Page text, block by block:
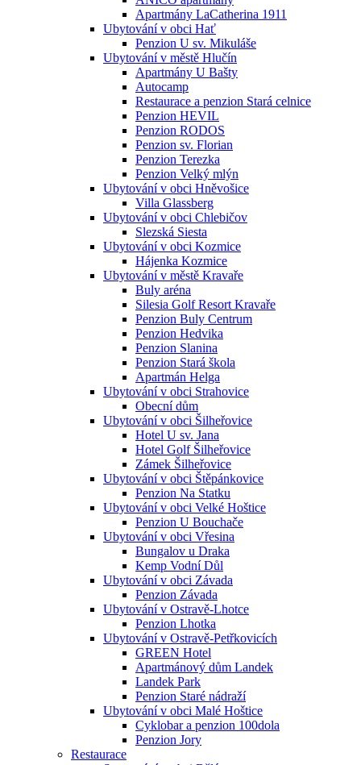
Apartmány LaCatherina 1911
Ubytování v obci Hať
Penzion U sv. Mikuláše
Ubytování v městě Hlučín
Apartmány U Bašty
Autocamp
Restaurace a penzion Stará celnice
Penzion HEVIL
Penzion RODOS
Penzion sv. Florian
Penzion Terezka
Penzion Velký mlýn
Ubytování v obci Hněvošice
Villa Glassberg
Ubytování v obci Chlebičov
Slezská Siesta
Ubytování v obci Kozmice
Hájenka Kozmice
Ubytování v městě Kravaře
Buly aréna
Silesia Golf Resort Kravaře
Penzion Buly Centrum
Penzion Hedvika
Penzion Slanina
Penzion Stará škola
Apartmán Helga
Ubytování v obci Strahovice
Obecní dům
Ubytování v obci Šilheřovice
Hotel U sv. Jana
Hotel Golf Šilheřovice
Zámek Šilheřovice
Ubytování v obci Štěpánkovice
Penzion Na Statku
Ubytování v obci Velké Hoštice
Penzion U Bouchače
Ubytování v obci Vřesina
Bungalov u Draka
Kemp Vodní Důl
Ubytování v obci Závada
Penzion Závada
Ubytování v Ostravě-Lhotce
Penzion Lhotka
Ubytování v Ostravě-Petřkovicích
GREEN Hotel
Apartmánový dům Landek
Landek Park
Penzion Staré nádraží
Ubytování v obci Malé Hoštice
Cyklobar a penzion 100dola
Penzion Jory
Restaurace